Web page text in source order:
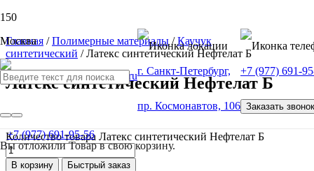
Москва
г. Санкт-Петербург,
пр. Космонавтов, 106
+7 (977) 691-
Заказать звонок
Вы отложилиТоварв свою корзину.
+7 (977) 691-95-56
Главная /Полимерные материалы /Каучук
синтетический / Латекс синтетический Нефтелат Б
Латекс синтетический Нефтелат Б
от100
Количество товара Латекс синтетический Нефтелат Б
В корзину Быстрый заказ